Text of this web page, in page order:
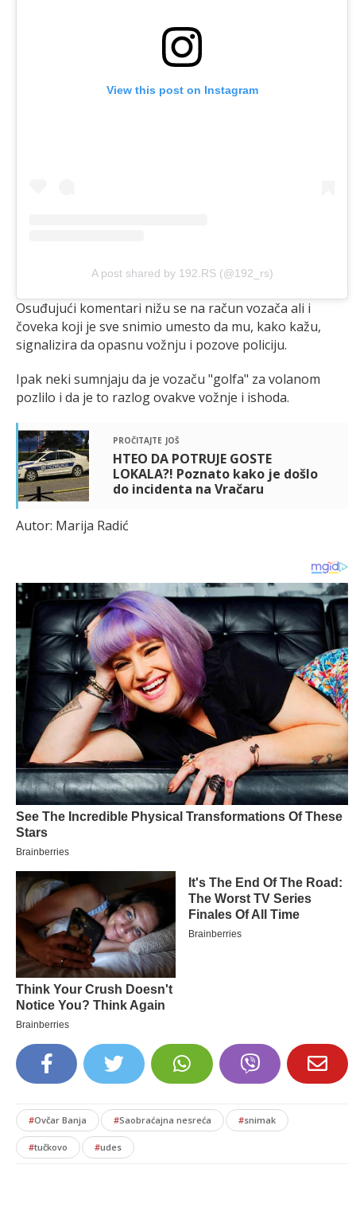
View this post on Instagram
A post shared by 192.RS (@192_rs)
Osuđujući komentari nižu se na račun vozača ali i
čoveka koji je sve snimio umesto da mu, kako kažu,
signalizira da opasnu vožnju i pozove policiju.
Ipak neki sumnjaju da je vozaču "golfa" za volanom
pozlilo i da je to razlog ovakve vožnje i ishoda.
pročitajte još
HTEO DA POTRUJE GOSTE
LOKALA?! Poznato kako je došlo
do incidenta na Vračaru
Autor: Marija Radić
#Ovčar Banja #Saobraćajna nesreća #snimak
#tučkovo #udes